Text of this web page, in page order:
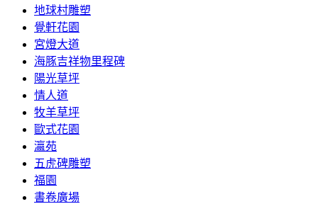
地球村雕塑
覺軒花園
宮燈大道
海豚吉祥物里程碑
陽光草坪
情人道
牧羊草坪
歐式花園
瀛苑
五虎碑雕塑
福園
書卷廣場